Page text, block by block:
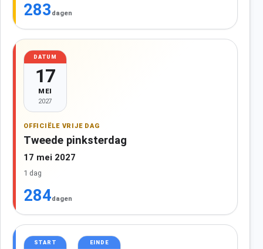
283 dagen
DATUM
17
MEI
2027
OFFICIËLE VRIJE DAG
Tweede pinksterdag
17 mei 2027
1 dag
284dagen
START EINDE